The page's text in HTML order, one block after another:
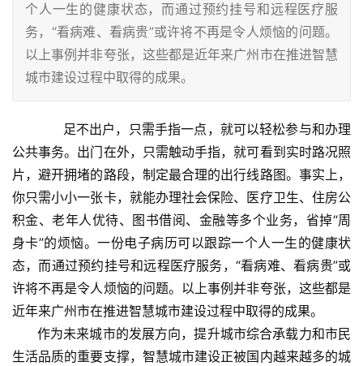
个人一生的健康状态，而通过预约挂号和远程医疗服
务，“看病难、看病贵”或许将不再是令人烦恼的问题。
以上事例并非夸张，这些都是近年来广州市在推进智慧
城市建设过程中取得的成果。
足不出户，只需手指一点，就可以轻松参与和办理
公共事务。出门在外，只需触动手指，就可看到实时路况照
片，避开拥堵的路段，制定最合理的出行线路图。事实上，
你只需小小一张卡，就能办理社会保险、医疗卫生、住房公
积金、老年人优待、图书借阅、金融等多个业务，省掉“周
身卡”的烦恼。一份电子病历可以跟踪一个人一生的健康状
态，而通过预约挂号和远程医疗服务，“看病难、看病贵”或
许将不再是令人烦恼的问题。以上事例并非夸张，这些都是
近年来广州市在推进智慧城市建设过程中取得的成果。
作为未来城市的发展方向，提升城市综合承载力和市民
生活品质的重要支撑，智慧城市建设正被国内越来越多的城